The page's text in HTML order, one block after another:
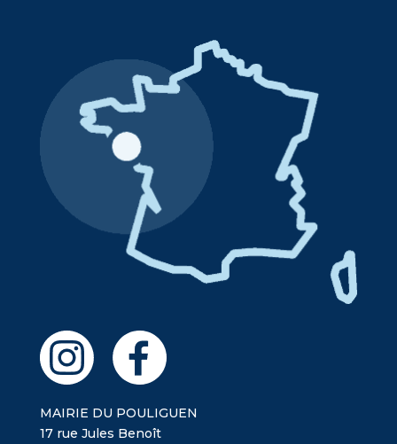
MAIRIE DU POULIGUEN
17 rue Jules Benoît